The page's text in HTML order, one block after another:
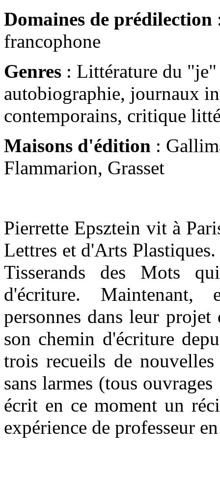
Domaines de prédilection
francophone
Genres : Littérature du
autobiographie, journaux
contemporains, critique
Maisons d'édition :
Flammarion, Grasset
Pierrette Epsztein vit à
Lettres et d'Arts
Tisserands des Mots
d'écriture. Maintenant,
personnes dans leur
son chemin d'écriture
trois recueils de
sans larmes (tous
écrit en ce moment un
expérience de professeur